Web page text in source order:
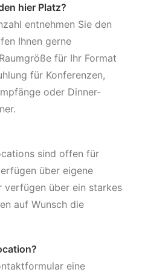
hier Platz?
entnehmen Sie den
Ihnen gerne
für Ihr Format
für Konferenzen,
oder Dinner-
sind offen für
über eigene
verfügen über ein starkes
auf Wunsch die
eine